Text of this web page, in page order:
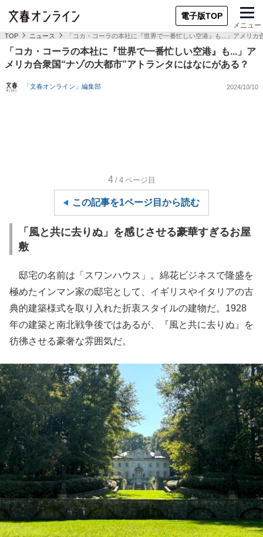
電子版TOP
メニュー
TOP ニュース 「コカ・コーラの本社に『世界で一番忙しい空港』も...」アメリ
「コカ・コーラの本社に『世界で一番忙しい空港』も...」ア
メリカ合衆国“ナゾの大都市”アトランタにはなにがある？
「文春オンライン」編集部 2024/10/10
4 /4 ページ目
この記事を1ページ目から読む
「風と共に去りぬ」を感じさせる豪華すぎるお屋
敷
邸宅の名前は「スワンハウス」。綿花ビジネスで隆盛を
極めたインマン家の邸宅として、イギリスやイタリアの古
典的建築様式を取り入れた折衷スタイルの建物だ。1928
年の建築と南北戦争後ではあるが、『風と共に去りぬ』を
彷彿させる豪奢な雰囲気だ。